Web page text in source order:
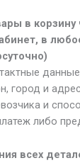
в
в
город и
и
либо
всех